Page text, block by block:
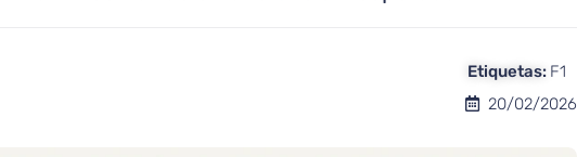
Etiquetas: F1
20/02/2026